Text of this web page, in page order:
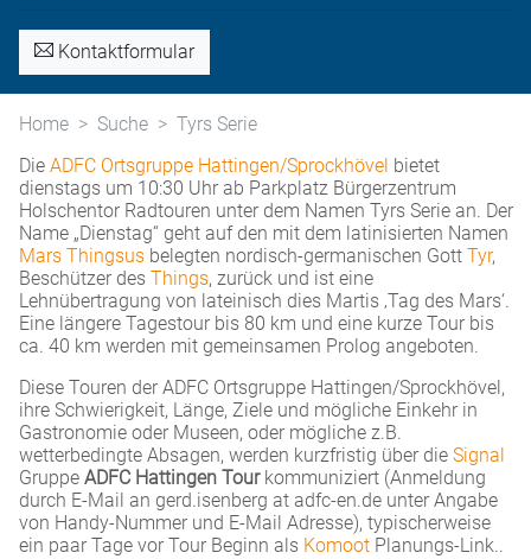
Kontaktformular
Home Suche
Tyrs Serie
Die ADFC Ortsgruppe Hattingen/Sprockhövel bietet
dienstags um 10:30 Uhr ab Parkplatz Bürgerzentrum
Holschentor Radtouren unter dem Namen Tyrs Serie an. Der
Name „Dienstag“ geht auf den mit dem latinisierten Namen
Mars Thingsus belegten nordisch-germanischen Gott Tyr,
Beschützer des Things, zurück und ist eine
Lehnübertragung von lateinisch dies Martis ‚Tag des Mars‘.
Eine längere Tagestour bis 80 km und eine kurze Tour bis
ca. 40 km werden mit gemeinsamen Prolog angeboten.
Diese Touren der ADFC Ortsgruppe Hattingen/Sprockhövel,
ihre Schwierigkeit, Länge, Ziele und mögliche Einkehr in
Gastronomie oder Museen, oder mögliche z.B.
wetterbedingte Absagen, werden kurzfristig über die Signal
Gruppe ADFC Hattingen Tourkommuniziert (Anmeldung
durch E-Mail an gerd.isenberg at adfc-en.de unter Angabe
von Handy-Nummer und E-Mail Adresse), typischerweise
ein paar Tage vor Tour Beginn als Komoot Planungs-Link..